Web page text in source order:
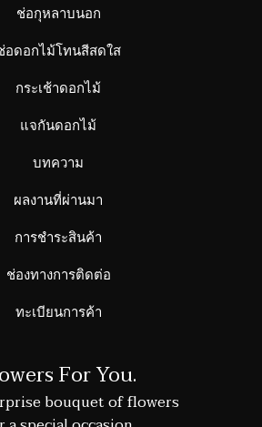
ช่อกุหลาบนอก
อดอกไม้โทนสีสดใส
กระเช้าดอกไม้
แจกันดอกไม้
บทความ
ผลงานที่ผ่านมา
การชำระสินค้า
ช่องทางการติดต่อ
ทะเบียนการค้า
For You.
bouquet of flowers